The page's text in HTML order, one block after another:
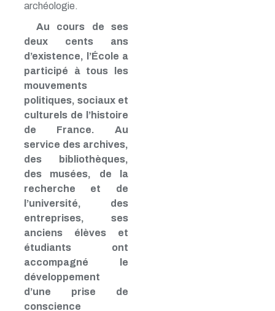
archéologie.
Au cours de ses
deux cents ans
d’existence, l’École a
participé à tous les
mouvements
politiques, sociaux et
culturels de l’histoire
de France. Au
service des archives,
des bibliothèques,
des musées, de la
recherche et de
l’université, des
entreprises, ses
anciens élèves et
étudiants ont
accompagné le
développement
d’une prise de
conscience